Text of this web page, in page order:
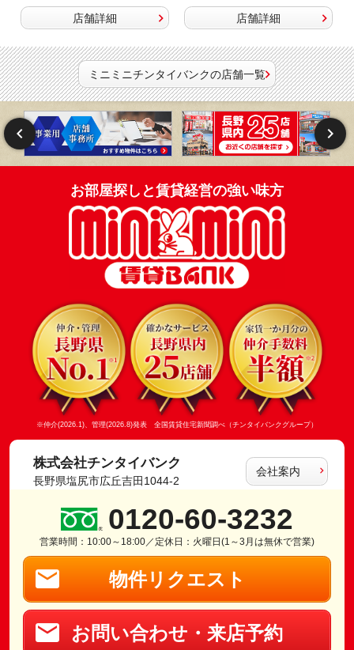
店舗詳細
店舗詳細
ミニミニチンタイバンクの店舗一覧
お部屋探しと賃貸経営の強い味方
※仲介(2026.1)、管理(2026.8)発表 全国賃貸住宅新聞調べ（チンタイバンクグループ）
株式会社チンタイバンク
長野県塩尻市広丘吉田1044-2
会社案内
0120-60-3232
営業時間：10:00～18:00／定休日：火曜日(1～3月は無休で営業)
物件リクエスト
お問い合わせ・来店予約